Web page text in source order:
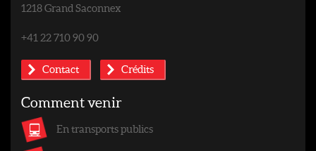
1218 Grand Saconnex
+41 22 710 90 90
Contact Crédits
Comment venir
En transports publics